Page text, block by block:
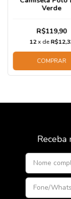
Verde
R$119,90
12x de
COMPRAR
Receba